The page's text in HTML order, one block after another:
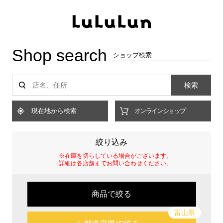
Shop search ショップ検索
検索
現在地から検索 オンラインショップ
絞り込み
※在庫を切らしている場合がございます。
詳細は各店舗までお問い合わせください。
商品で絞る
富山県